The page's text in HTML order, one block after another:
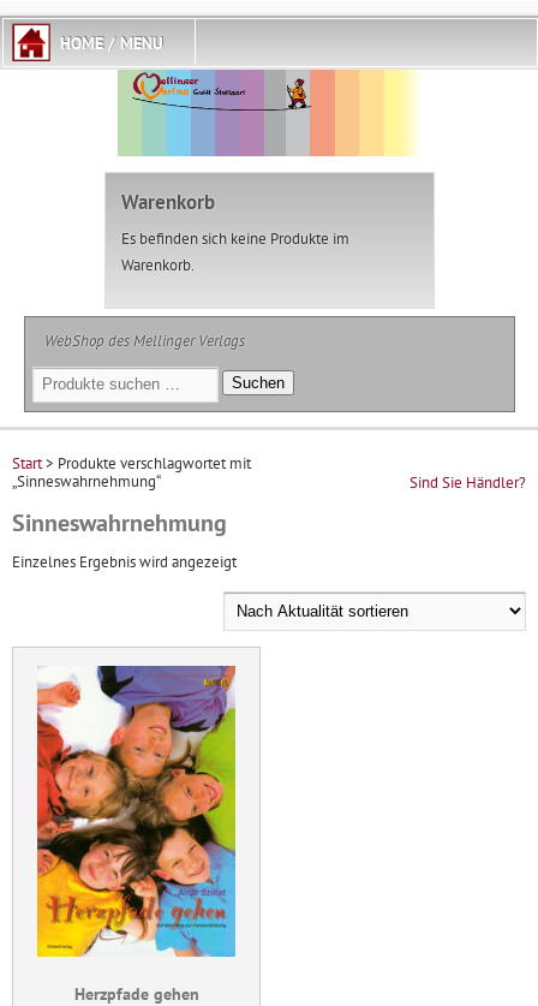
Warenkorb
Es befinden sich keine Produkte im
Warenkorb.
WebShop des Mellinger Verlags
Suchen
nach:
Suchen
Start> Produkte verschlagwortet mit
„Sinneswahrnehmung“
Sind Sie Händler?
Sinneswahrnehmung
Einzelnes Ergebnis wird angezeigt
Herzpfade gehen